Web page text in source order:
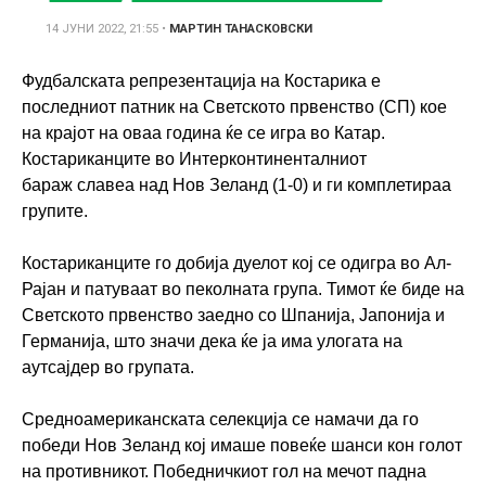
14 ЈУНИ 2022, 21:55 • МАРТИН ТАНАСКОВСКИ
Фудбалската репрезентација на Костарика е
последниот патник на Светското првенство (СП) кое
на крајот на оваа година ќе се игра во Катар.
Костариканците во Интерконтиненталниот
бараж славеа над Нов Зеланд (1-0) и ги комплетираа
групите.
Костариканците го добија дуелот кој се одигра во Ал-
Рајан и патуваат во пеколната група. Тимот ќе биде на
Светското првенство заедно со Шпанија, Јапонија и
Германија, што значи дека ќе ја има улогата на
аутсајдер во групата.
Средноамериканската селекција се намачи да го
победи Нов Зеланд кој имаше повеќе шанси кон голот
на противникот. Победничкиот гол на мечот падна